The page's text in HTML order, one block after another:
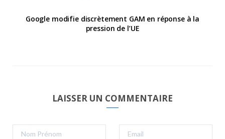
Google modifie discrètement GAM en réponse à la
pression de l’UE
LAISSER UN COMMENTAIRE